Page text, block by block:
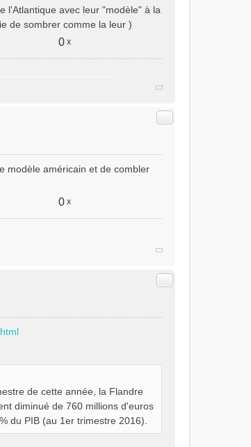
l'Atlantique avec leur "modèle" à la
de sombrer comme la leur )
0 x
Citer
modèle américain et de combler
0 x
Citer
de cette année, la Flandre
diminué de 760 millions d'euros
du PIB (au 1er trimestre 2016).